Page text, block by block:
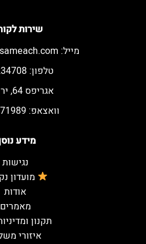
מידע
נגישות
מועדון
אודות
מאמרים
תקנון
איזורי
שירות
מייל:
טלפון: 02-6234708
אגריפס 64, ירושלים
וואצאפ: 054-5671989